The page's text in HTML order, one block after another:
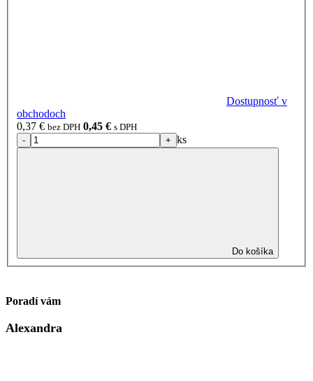
Dostupnosť v
obchodoch
0,37 € bez DPH 0,45 € s DPH
-
+ ks
Do košíka
Poradí vám
Alexandra